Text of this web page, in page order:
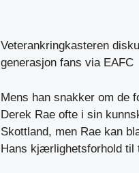
Veterankringkasteren
generasjon fans via EAFC
Mens han snakker om de
Derek Rae ofte i sin
Skottland, men Rae kan
Hans kjærlighetsforhold til